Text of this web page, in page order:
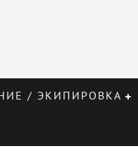
/ ЭКИПИРОВКА